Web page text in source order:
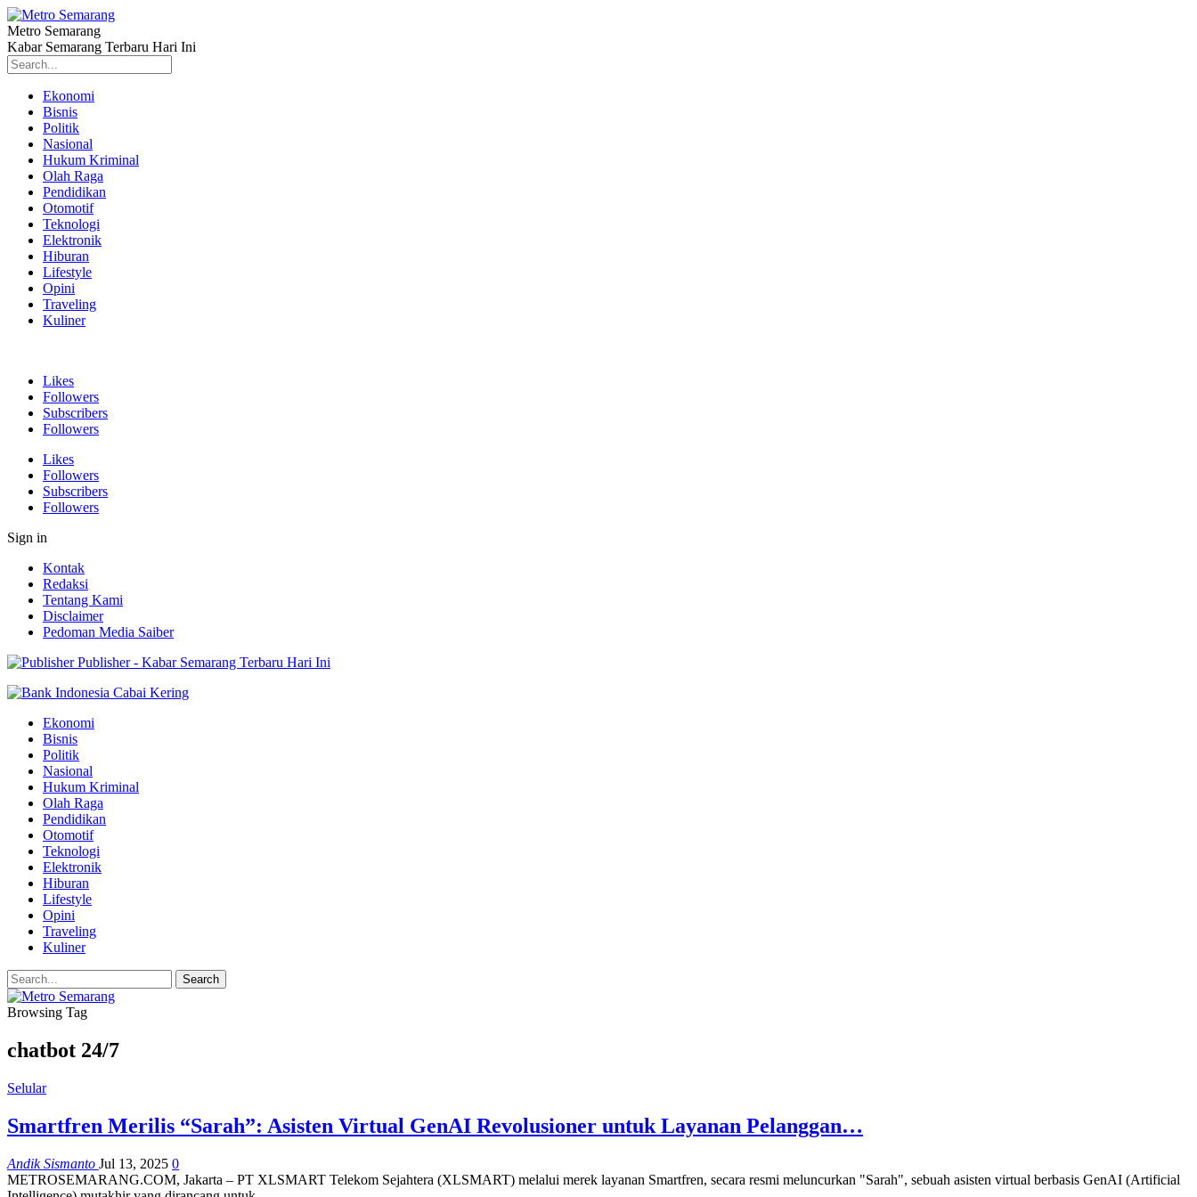
Metro Semarang
Kabar Semarang Terbaru Hari Ini
Ekonomi
Bisnis
Politik
Nasional
Hukum Kriminal
Olah Raga
Pendidikan
Otomotif
Teknologi
Elektronik
Hiburan
Lifestyle
Opini
Traveling
Kuliner
Likes
Followers
Subscribers
Followers
Likes
Followers
Subscribers
Followers
Sign in
Kontak
Redaksi
Tentang Kami
Disclaimer
Pedoman Media Saiber
Publisher - Kabar Semarang Terbaru Hari Ini
Ekonomi
Bisnis
Politik
Nasional
Hukum Kriminal
Olah Raga
Pendidikan
Otomotif
Teknologi
Elektronik
Hiburan
Lifestyle
Opini
Traveling
Kuliner
Browsing Tag
chatbot 24/7
Selular
Smartfren Merilis “Sarah”: Asisten Virtual GenAI Revolusioner untuk Layanan Pelanggan…
Andik Sismanto Jul 13, 2025 0
METROSEMARANG.COM, Jakarta – PT XLSMART Telekom Sejahtera (XLSMART) melalui merek layanan Smartfren, secara resmi meluncurkan "Sarah", sebuah asisten virtual berbasis GenAI (Artificial